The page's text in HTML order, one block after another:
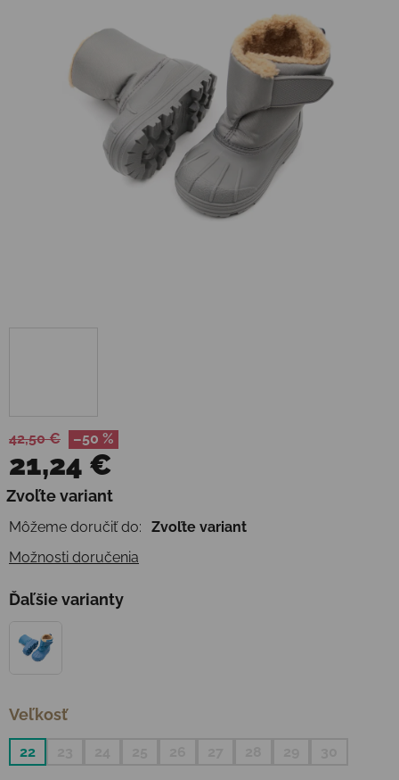
42,50 € –50 %
21,24 €
Jednotková cena:
Zvoľte variant
Môžeme doručiť do:
Zvoľte variant
Možnosti doručenia
Ďaľšie varianty
Veľkosť
22